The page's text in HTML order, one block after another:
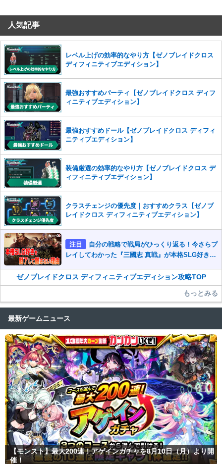
コメントの削除を申請する
せていただきます。ご了承ください。
※一度削除したコメントは復元ができませんのでご注意くだ
さい。
また、過度な利用規約の違反や、弊社に損害の及ぶ内容の書き込みがあ
った場合は、法的措置をとらせていただく場合もございますので、あら
かじめご理解くださいませ。
人気記事
レベル上げの効率的なやり方【ゼノブレイドクロス
ディフィニティブエディション】
最強おすすめパーティ【ゼノブレイドクロス ディフ
ィニティブエディション】
最強おすすめドール【ゼノブレイドクロス ディフィ
ニティブエディション】
装備厳選の効率的なやり方【ゼノブレイドクロス デ
ィフィニティブエディション】
クラスチェンジの優先度｜おすすめクラス【ゼノブ
レイドクロス ディフィニティブエディション】
注目
自分の戦略で戦局がひっくり返る！今さらプ
レイしてわかった『三國志 真戦』が本格SLG好きを
ゼノブレイドクロス ディフィニティブエディション攻略TOP
もっとみる
最新ゲームニュース
【モンスト】最大200連！アゲインガチャを8月10日（月）より開
催！